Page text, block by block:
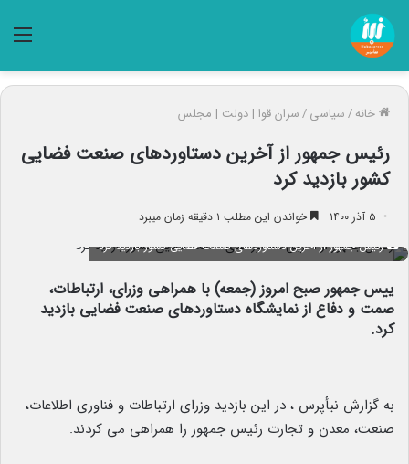
خانه/سیاسی/سران قوا | دولت | مجلس
رئیس جمهور از آخرین دستاوردهای صنعت فضایی
کشور بازدید کرد
۵ آذر ۱۴۰۰ خواندن این مطلب ۱ دقیقه زمان میبرد
رئیس جمهور از آخرین دستاوردهای صنعت فضایی کشور بازدید کرد
ییس جمهور صبح امروز (جمعه) با همراهی وزرای، ارتباطات،
صمت و دفاع از نمایشگاه دستاوردهای صنعت فضایی بازدید
کرد.
به گزارش نبأپرس ، در این بازدید وزرای ارتباطات و فناوری اطلاعات،
صنعت، معدن و تجارت رئیس جمهور را همراهی می کردند.